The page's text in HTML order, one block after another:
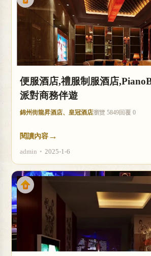
便服酒店,禮服制服酒店
派對商務伴遊
錦州街龍昇酒店、皇冠酒店瀏覽 5849回覆 0
閱讀內容 →
admin • 2025-1-6